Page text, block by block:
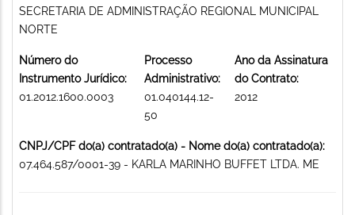
SECRETARIA DE ADMINISTRAÇÃO REGIONAL MUNICIPAL
NORTE
Número do
Instrumento Jurídico:
01.2012.1600.0003
Processo
Administrativo:
01.040144.12-
50
Ano da Assinatura
do Contrato:
2012
CNPJ/CPF do(a) contratado(a) - Nome do(a) contratado(a):
07.464.587/0001-39 - KARLA MARINHO BUFFET LTDA. ME